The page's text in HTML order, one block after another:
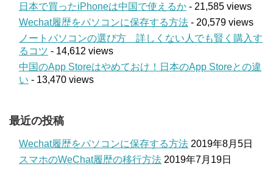
日本で買ったiPhoneは中国で使えるか - 21,585 views
Wechat履歴をパソコンに保存する方法 - 20,579 views
ノートパソコンの選び方 詳しくない人でも賢く購入す
るコツ - 14,612 views
中国のApp Storeはやめておけ！日本のApp Storeとの違
い - 13,470 views
最近の投稿
Wechat履歴をパソコンに保存する方法 2019年8月5日
スマホのWeChat履歴の移行方法 2019年7月19日